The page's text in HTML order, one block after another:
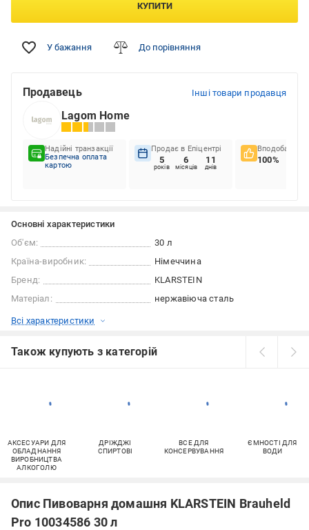
КУПИТИ
У бажання До порівняння
Продавець Інші товари продавця
Lagom Home
Надійні транзакції
Безпечна оплата
картою
Продає в Епіцентрі
5
років
6
місяців
11
днів
Вподобання
100%
Основні характеристики
Об'єм:
30 л
Країна-виробник:
Німеччина
Бренд:
KLARSTEIN
Матеріал:
нержавіюча сталь
Всі характеристики
Також купують з категорій
АКСЕСУАРИ ДЛЯ
ОБЛАДНАННЯ
ВИРОБНИЦТВА
АЛКОГОЛЮ
ДРІЖДЖІ
СПИРТОВІ
ВСЕ ДЛЯ
КОНСЕРВУВАННЯ
ЄМНОСТІ ДЛЯ
ВОДИ
Опис Пивоварня домашня KLARSTEIN Brauheld
Pro 10034586 30 л